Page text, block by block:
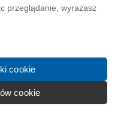
przeglądanie, wyrażasz
cookie
cookie